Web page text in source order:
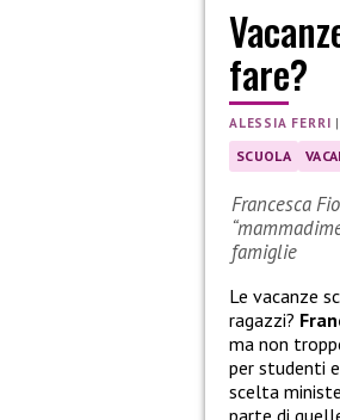
fare?
ALESSIA FERRI |
SCUOLA
Francesca
famiglie
Le vacanze
ragazzi?
ma non
per studenti
scelta